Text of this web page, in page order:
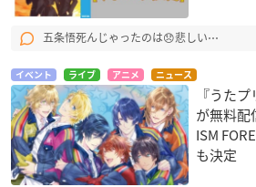
五条悟死んじゃったのは😞悲しい⋯
イベント ライブ アニメ ニュース
『うた
が無料配
ISM
も決定